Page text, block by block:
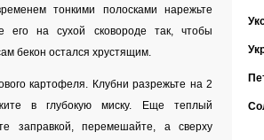
тонкими полосками нарежьте
его на сухой сковороде так, чтобы
бекон остался хрустящим.
картофеля. Клубни разрежьте на 2
в глубокую миску. Еще теплый
заправкой, перемешайте, а сверху